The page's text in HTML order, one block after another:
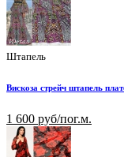
Штапель
Вискоза стрейч штапель
1 600 руб/пог.м.